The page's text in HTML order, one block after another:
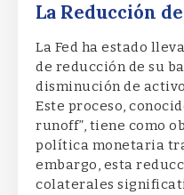
La Reducción
La Fed ha estado
de reducción de su
disminución de
Este proceso,
runoff”, tiene como
política monetaria
embargo, esta
colaterales